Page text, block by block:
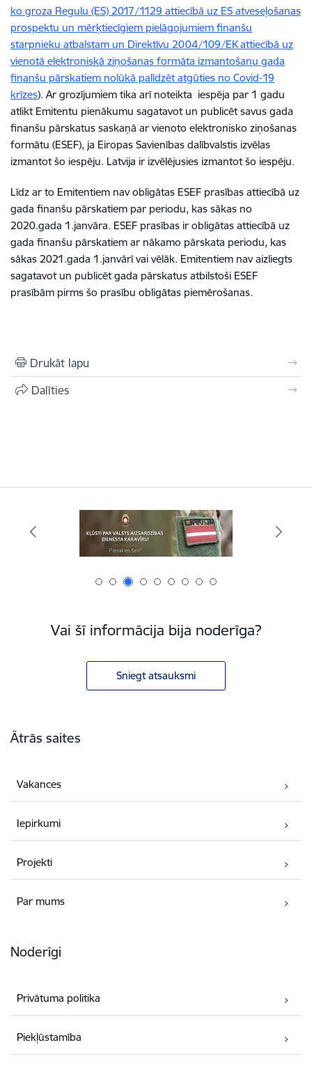
ko groza Regulu (ES) 2017/1129 attiecībā uz ES atveseļošanas
prospektu un mērķtiecīgiem pielāgojumiem finanšu
starpnieku atbalstam un Direktīvu 2004/109/EK attiecībā uz
vienotā elektroniskā ziņošanas formāta izmantošanu gada
finanšu pārskatiem nolūkā palīdzēt atgūties no Covid-19
krīzes). Ar grozījumiem tika arī noteikta iespēja par 1 gadu
atlikt Emitentu pienākumu sagatavot un publicēt savus gada
finanšu pārskatus saskaņā ar vienoto elektronisko ziņošanas
formātu (ESEF), ja Eiropas Savienības dalībvalstis izvēlas
izmantot šo iespēju. Latvija ir izvēlējusies izmantot šo iespēju.
Līdz ar to Emitentiem nav obligātas ESEF prasības attiecībā uz
gada finanšu pārskatiem par periodu, kas sākas no
2020.gada 1.janvāra. ESEF prasības ir obligātas attiecībā uz
gada finanšu pārskatiem ar nākamo pārskata periodu, kas
sākas 2021.gada 1.janvārī vai vēlāk. Emitentiem nav aizliegts
sagatavot un publicēt gada pārskatus atbilstoši ESEF
prasībām pirms šo prasību obligātas piemērošanas.
Drukāt lapu
Dalīties
Vai šī informācija bija noderīga?
Sniegt atsauksmi
Ātrās saites
Vakances
Iepirkumi
Projekti
Par mums
Noderīgi
Privātuma politika
Piekļūstamība